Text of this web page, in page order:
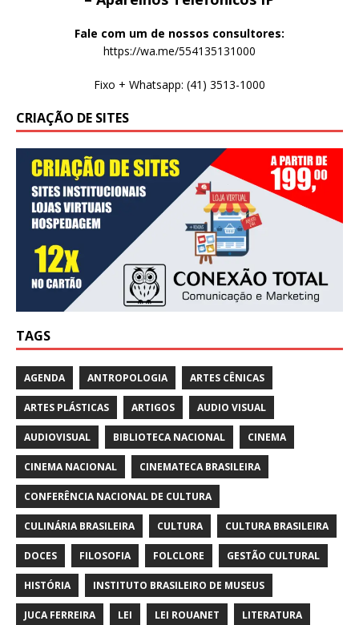
Fale com um de nossos consultores:
https://wa.me/554135131000
Fixo + Whatsapp: (41) 3513-1000
CRIAÇÃO DE SITES
TAGS
AGENDA ANTROPOLOGIA ARTES CÊNICAS
ARTES PLÁSTICAS ARTIGOS AUDIO VISUAL
AUDIOVISUAL BIBLIOTECA NACIONAL CINEMA
CINEMA NACIONAL CINEMATECA BRASILEIRA
CONFERÊNCIA NACIONAL DE CULTURA
CULINÁRIA BRASILEIRA CULTURA CULTURA BRASILEIRA
DOCES FILOSOFIA FOLCLORE GESTÃO CULTURAL
HISTÓRIA INSTITUTO BRASILEIRO DE MUSEUS
JUCA FERREIRA LEI LEI ROUANET LITERATURA